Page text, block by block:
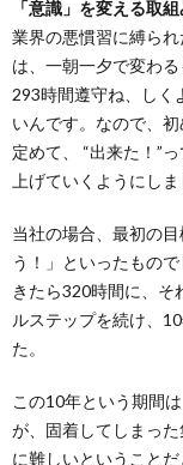
「意識」を変える取
業界の悪慣習に縛ら
は、一朝一夕で変わ
293時間遵守ね、しく
いんです。なので、
定めて、 “出来た！”
上げていくようにしま
当社の場合、最初の
う！」といったもの
きたら320時間に、そ
ルステップを続け、
た。
この10年という期間
が、固着してしまっ
に難しいということだ